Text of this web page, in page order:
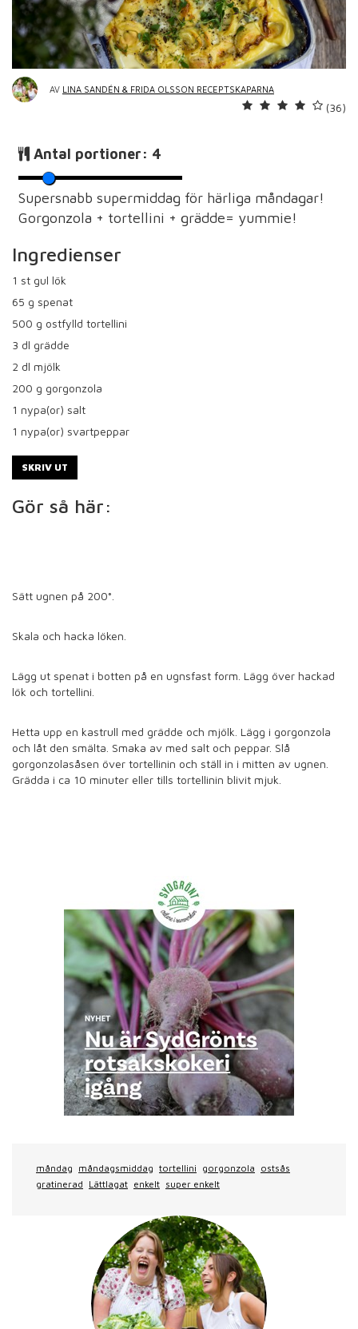
AV LINA SANDÉN & FRIDA OLSSON RECEPTSKAPARNA
(36)
Antal portioner: 4
Supersnabb supermiddag för härliga måndagar!
Gorgonzola + tortellini + grädde= yummie!
Ingredienser
1 st gul lök
65 g spenat
500 g ostfylld tortellini
3 dl grädde
2 dl mjölk
200 g gorgonzola
1 nypa(or) salt
1 nypa(or) svartpeppar
SKRIV UT
Gör så här:
Sätt ugnen på 200°.
Skala och hacka löken.
Lägg ut spenat i botten på en ugnsfast form. Lägg över hackad
lök och tortellini.
Hetta upp en kastrull med grädde och mjölk. Lägg i gorgonzola
och låt den smälta. Smaka av med salt och peppar. Slå
gorgonzolasåsen över tortellinin och ställ in i mitten av ugnen.
Grädda i ca 10 minuter eller tills tortellinin blivit mjuk.
måndag måndagsmiddag tortellini gorgonzola ostsås
gratinerad Lättlagat enkelt super enkelt